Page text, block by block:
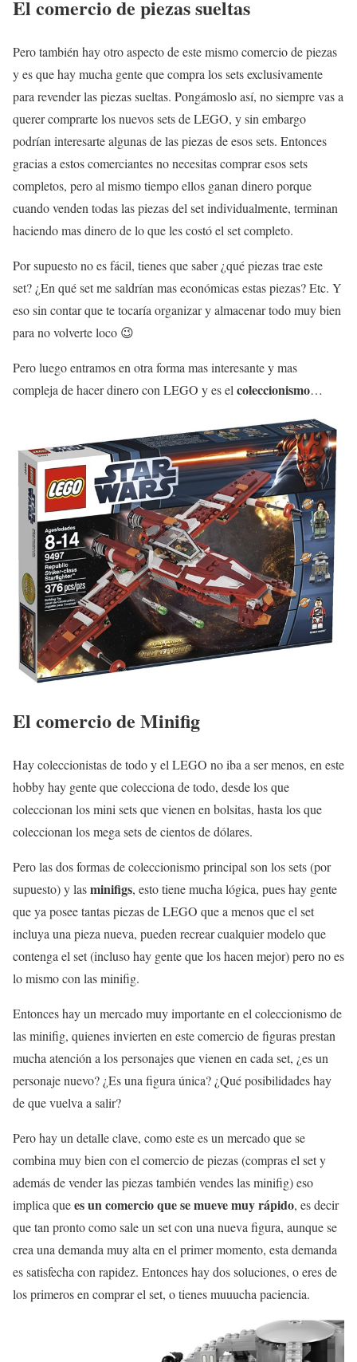
El comercio de piezas sueltas
Pero también hay otro aspecto de este mismo comercio de piezas
y es que hay mucha gente que compra los sets exclusivamente
para revender las piezas sueltas. Pongámoslo así, no siempre vas a
querer comprarte los nuevos sets de LEGO, y sin embargo
podrían interesarte algunas de las piezas de esos sets. Entonces
gracias a estos comerciantes no necesitas comprar esos sets
completos, pero al mismo tiempo ellos ganan dinero porque
cuando venden todas las piezas del set individualmente, terminan
haciendo mas dinero de lo que les costó el set completo.
Por supuesto no es fácil, tienes que saber ¿qué piezas trae este
set? ¿En qué set me saldrían mas económicas estas piezas? Etc. Y
eso sin contar que te tocaría organizar y almacenar todo muy bien
para no volverte loco 😉
Pero luego entramos en otra forma mas interesante y mas
compleja de hacer dinero con LEGO y es el coleccionismo…
El comercio de Minifig
Hay coleccionistas de todo y el LEGO no iba a ser menos, en este
hobby hay gente que colecciona de todo, desde los que
coleccionan los mini sets que vienen en bolsitas, hasta los que
coleccionan los mega sets de cientos de dólares.
Pero las dos formas de coleccionismo principal son los sets (por
supuesto) y lasminifigs, esto tiene mucha lógica, pues hay gente
que ya posee tantas piezas de LEGO que a menos que el set
incluya una pieza nueva, pueden recrear cualquier modelo que
contenga el set (incluso hay gente que los hacen mejor) pero no es
lo mismo con las minifig.
Entonces hay un mercado muy importante en el coleccionismo de
las minifig, quienes invierten en este comercio de figuras prestan
mucha atención a los personajes que vienen en cada set, ¿es un
personaje nuevo? ¿Es una figura única? ¿Qué posibilidades hay
de que vuelva a salir?
Pero hay un detalle clave, como este es un mercado que se
combina muy bien con el comercio de piezas (compras el set y
además de vender las piezas también vendes las minifig) eso
implica quees un comercio que se mueve muy rápido, es decir
que tan pronto como sale un set con una nueva figura, aunque se
crea una demanda muy alta en el primer momento, esta demanda
es satisfecha con rapidez. Entonces hay dos soluciones, o eres de
los primeros en comprar el set, o tienes muuucha paciencia.